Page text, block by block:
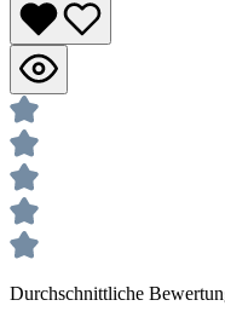
Durchschnittliche